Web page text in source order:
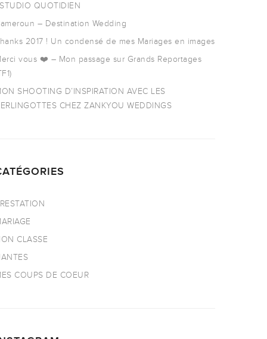
QUOTIDIEN
– Destination Wedding
2017 ! Un condensé de mes Mariages en images
vous ❤️ – Mon passage sur Grands Reportages
SHOOTING D’INSPIRATION AVEC LES
CHEZ ZANKYOU WEDDINGS
CLASSE
COUPS DE COEUR